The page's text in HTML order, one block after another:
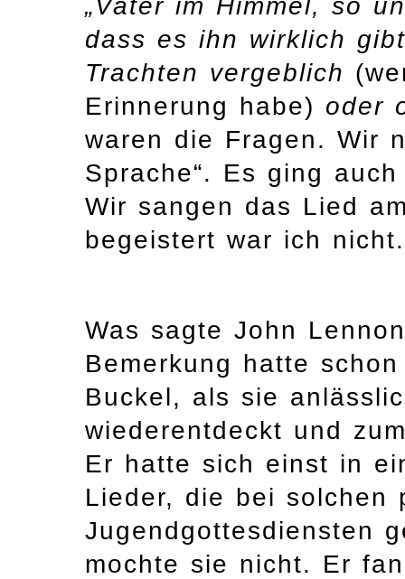
„Vater im Himmel, so
dass es ihn wirklich
Trachten vergeblich
Erinnerung habe) oder
waren die Fragen. Wir
Sprache“. Es ging
Wir sangen das Lied
begeistert war ich nicht.
Was sagte John
Bemerkung hatte
Buckel, als sie
wiederentdeckt und
Er hatte sich einst in
Lieder, die bei solchen
Jugendgottesdiensten
mochte sie nicht. Er